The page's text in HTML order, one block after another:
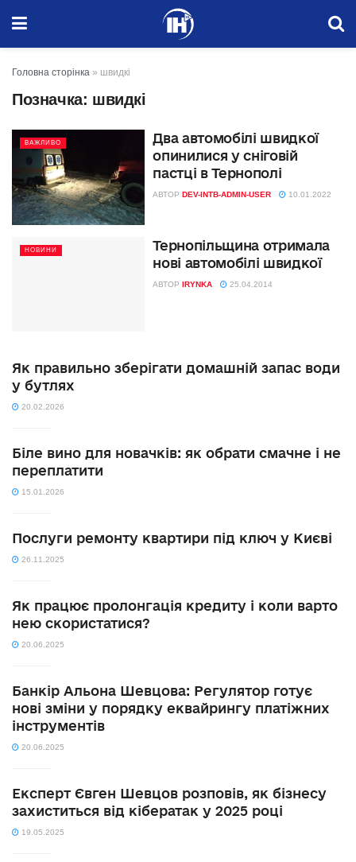
Головна сторінка » швидкі
Позначка: швидкі
ВАЖЛИВО
Два автомобілі швидкої
опинилися у сніговій
пастці в Тернополі
АВТОР DEV-INTB-ADMIN-USER 10.01.2022
НОВИНИ
Тернопільщина отримала
нові автомобілі швидкої
АВТОР IRYNKA 25.04.2014
Як правильно зберігати домашній запас води
у бутлях
20.02.2026
Біле вино для новачків: як обрати смачне і не
переплатити
15.01.2026
Послуги ремонту квартири під ключ у Києві
26.11.2025
Як працює пролонгація кредиту і коли варто
нею скористатися?
20.06.2025
Банкір Альона Шевцова: Регулятор готує
нові зміни у порядку еквайрингу платіжних
інструментів
20.06.2025
Експерт Євген Шевцов розповів, як бізнесу
захиститься від кібератак у 2025 році
19.05.2025